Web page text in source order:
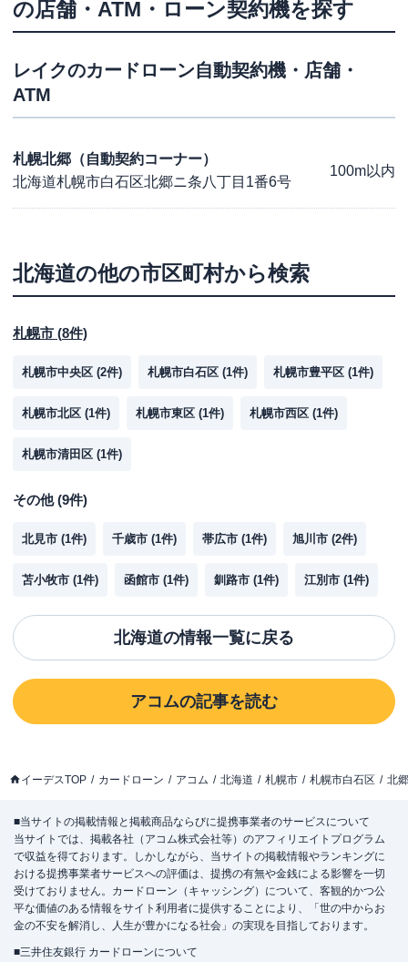
の店舗・ATM・ローン契約機を探す
レイクのカードローン自動契約機・店舗・
ATM
札幌北郷（自動契約コーナー）
北海道札幌市白石区北郷ニ条八丁目1番6号
100m以内
北海道の他の市区町村から検索
札幌市 (8件)
札幌市中央区 (2件) 札幌市白石区 (1件) 札幌市豊平区 (1件)
札幌市北区 (1件) 札幌市東区 (1件) 札幌市西区 (1件)
札幌市清田区 (1件)
その他(9件)
北見市 (1件) 千歳市 (1件) 帯広市 (1件) 旭川市 (2件)
苫小牧市 (1件) 函館市 (1件) 釧路市 (1件) 江別市 (1件)
北海道の情報一覧に戻る
アコムの記事を読む
イーデスTOP カードローン アコム 北海道 札幌市 札幌市白石区 北
■当サイトの掲載情報と掲載商品ならびに提携事業者のサービスについて
当サイトでは、掲載各社（アコム株式会社等）のアフィリエイトプログラム
で収益を得ております。しかしながら、当サイトの掲載情報やランキングに
おける提携事業者サービスへの評価は、提携の有無や金銭による影響を一切
受けておりません。カードローン（キャッシング）について、客観的かつ公
平な価値のある情報をサイト利用者に提供することにより、「世の中からお
金の不安を解消し、人生が豊かになる社会」の実現を目指しております。
■三井住友銀行 カードローンについて